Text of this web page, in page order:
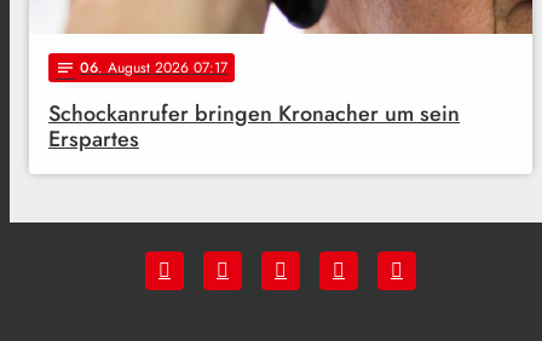
notes 06. August 2026 07:17
Schockanrufer bringen Kronacher um sein
Erspartes